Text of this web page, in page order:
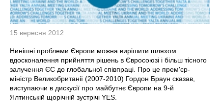
15 вересня 2012
Нинішні проблеми Європи можна вирішити шляхом
вдосконалення прийняття рішень в Євросоюзі і більш тісного
залучення ЄС до глобальної співпраці. Про це прем'єр-
міністр Великобританії (2007-2010) Гордон Браун сказав,
виступаючи в дискусії про майбутнє Європи на 9-й
Ялтинській щорічній зустрічі YES.